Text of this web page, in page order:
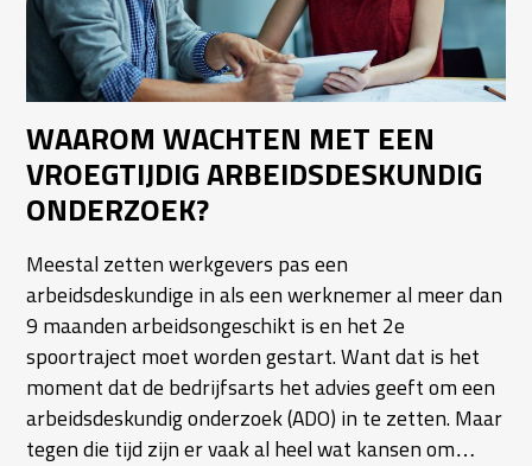
WAAROM WACHTEN MET EEN
VROEGTIJDIG ARBEIDSDESKUNDIG
ONDERZOEK?
Meestal zetten werkgevers pas een
arbeidsdeskundige in als een werknemer al meer dan
9 maanden arbeidsongeschikt is en het 2e
spoortraject moet worden gestart. Want dat is het
moment dat de bedrijfsarts het advies geeft om een
arbeidsdeskundig onderzoek (ADO) in te zetten. Maar
tegen die tijd zijn er vaak al heel wat kansen om…